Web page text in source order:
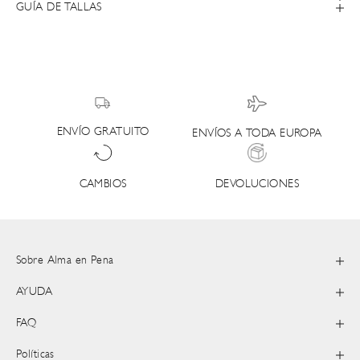
GUÍA DE TALLAS
ENVÍO GRATUITO ENVÍOS A TODA EUROPA
CAMBIOS DEVOLUCIONES
Sobre Alma en Pena
AYUDA
FAQ
Políticas